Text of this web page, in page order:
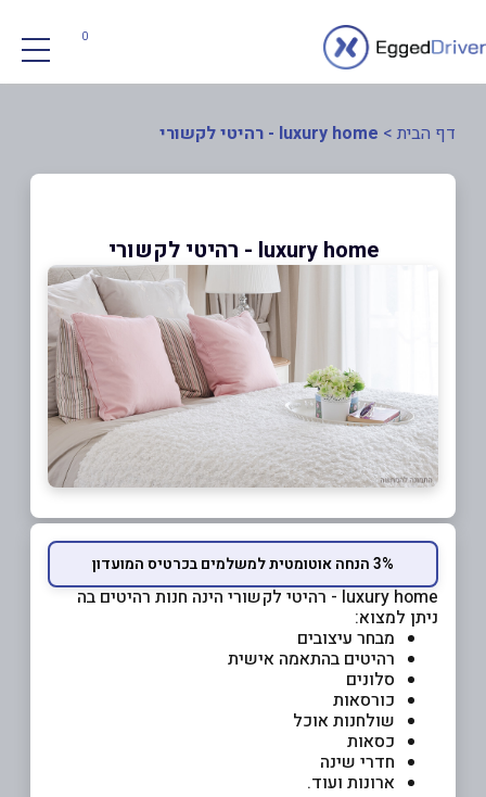
0
דף הבית > luxury home - רהיטי לקשורי
luxury home - רהיטי לקשורי
3% הנחה אוטומטית למשלמים בכרטיס המועדון
luxury home - רהיטי לקשורי הינה חנות רהיטים בה
ניתן למצוא:
מבחר עיצובים
רהיטים בהתאמה אישית
סלונים
כורסאות
שולחנות אוכל
כסאות
חדרי שינה
ארונות ועוד.